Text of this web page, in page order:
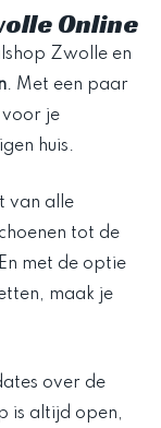
Online
Zwolle en
. Met een paar
voor je
huis.
van alle
tot de
met de optie
maak je
over de
is altijd open,